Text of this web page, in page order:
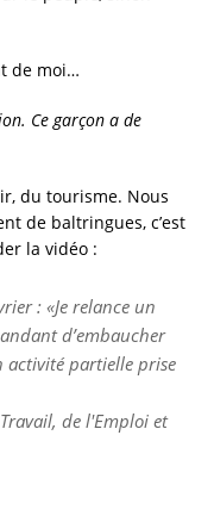
de moi…
Ce garçon a de
du tourisme. Nous
de baltringues, c’est
la vidéo :
: «Je relance un
d’embaucher
activité partielle prise
de l'Emploi et